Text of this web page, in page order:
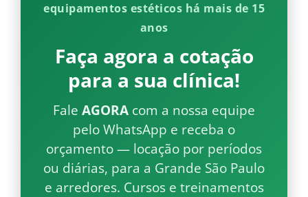
equipamentos estéticos há mais de 15
anos
Faça agora a cotação
para a sua clínica!
Fale AGORA com a nossa equipe
pelo WhatsApp e receba o
orçamento — locação por períodos
ou diárias, para a Grande São Paulo
e arredores. Cursos e treinamentos